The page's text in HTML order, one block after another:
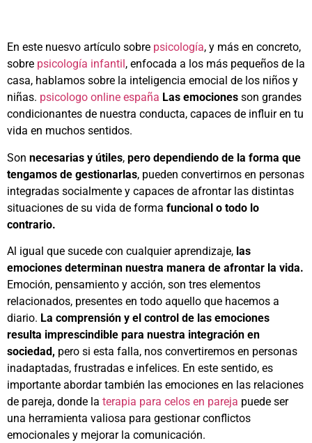
En este nuesvo artículo sobre psicología, y más en concreto,
sobre psicología infantil , enfocada a los más pequeños de la
casa, hablamos sobre la inteligencia emocial de los niños y
niñas. psicologo online españa Las emociones son grandes
condicionantes de nuestra conducta, capaces de influir en tu
vida en muchos sentidos.
Son necesarias y útiles, pero dependiendo de la forma que
tengamos de gestionarlas, pueden convertirnos en personas
integradas socialmente y capaces de afrontar las distintas
situaciones de su vida de forma funcional o todo lo
contrario.
Al igual que sucede con cualquier aprendizaje, las
emociones determinan nuestra manera de afrontar la vida.
Emoción, pensamiento y acción, son tres elementos
relacionados, presentes en todo aquello que hacemos a
diario. La comprensión y el control de las emociones
resulta imprescindible para nuestra integración en
sociedad, pero si esta falla, nos convertiremos en personas
inadaptadas, frustradas e infelices. En este sentido, es
importante abordar también las emociones en las relaciones
de pareja, donde la terapia para celos en pareja puede ser
una herramienta valiosa para gestionar conflictos
emocionales y mejorar la comunicación.